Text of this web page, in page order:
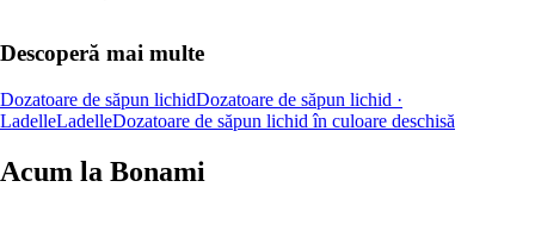
Descoperă mai multe
Dozatoare de săpun lichidDozatoare de săpun lichid ·
LadelleLadelleDozatoare de săpun lichid în culoare deschisă
Acum la Bonami